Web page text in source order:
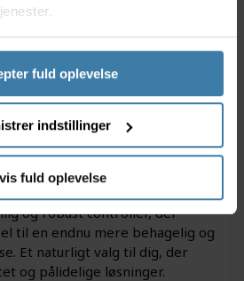
fuld oplevelse
indstillinger
fuld oplevelse
til dig, der ønsker ekstra
er pendler, cykelturist eller
transportmiddel, får du en
er let at installere og giver
Promovec Controller Carrier
og robust controller, der
til en endnu mere behagelig og
Et naturligt valg til dig, der
og pålidelige løsninger.